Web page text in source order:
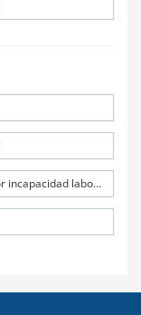
Régimen de Licencias médicas y Subsidios por incapacidad laboral (SIL)